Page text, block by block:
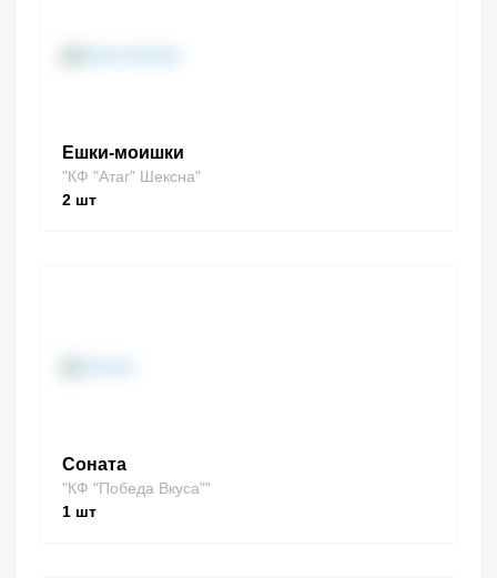
Ешки-моишки
"КФ "Атаг" Шексна"
2 шт
Соната
"КФ "Победа Вкуса""
1 шт